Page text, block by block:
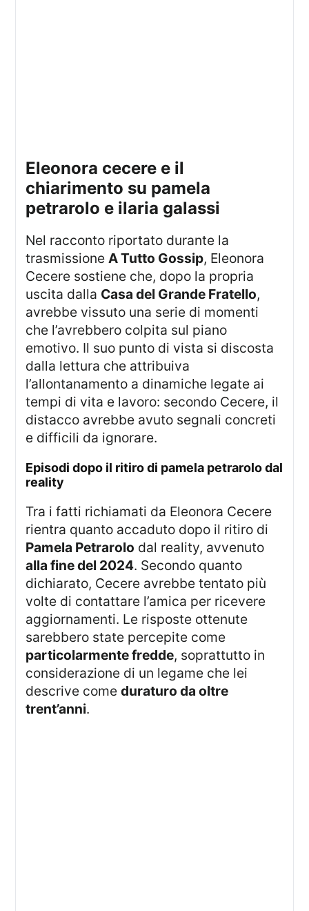
eleonora cecere e il
chiarimento su pamela
petrarolo e ilaria galassi
Nel racconto riportato durante la
trasmissioneA Tutto Gossip, Eleonora
Cecere sostiene che, dopo la propria
uscita dalla Casa del Grande Fratello,
avrebbe vissuto una serie di momenti
che l’avrebbero colpita sul piano
emotivo. Il suo punto di vista si discosta
dalla lettura che attribuiva
l’allontanamento a dinamiche legate ai
tempi di vita e lavoro: secondo Cecere, il
distacco avrebbe avuto segnali concreti
e difficili da ignorare.
episodi dopo il ritiro di pamela petrarolo dal
reality
Tra i fatti richiamati da Eleonora Cecere
rientra quanto accaduto dopo il ritiro di
Pamela Petrarolo dal reality, avvenuto
alla fine del 2024. Secondo quanto
dichiarato, Cecere avrebbe tentato più
volte di contattare l’amica per ricevere
aggiornamenti. Le risposte ottenute
sarebbero state percepite come
particolarmente fredde, soprattutto in
considerazione di un legame che lei
descrive comeduraturo da oltre
trent’anni.